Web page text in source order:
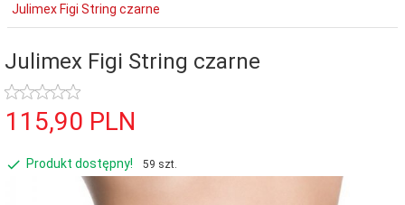
Julimex Figi String czarne
Julimex Figi String czarne
115,90 PLN
Produkt dostępny! 59 szt.